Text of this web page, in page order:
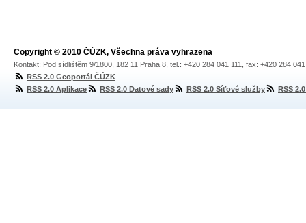
Copyright © 2010 ČÚZK, Všechna práva vyhrazena
Kontakt: Pod sídlištěm 9/1800, 182 11 Praha 8, tel.: +420 284 041 111, fax: +420 284
RSS 2.0 Geoportál ČÚZK
RSS 2.0 Aplikace
RSS 2.0 Datové sady RSS 2.0 Síťové služby RSS